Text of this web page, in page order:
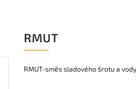
RMUT
RMUT-směs sladového šrotu a